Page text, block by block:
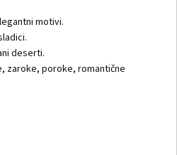
motivi.
deserti.
zaroke, poroke, romantične